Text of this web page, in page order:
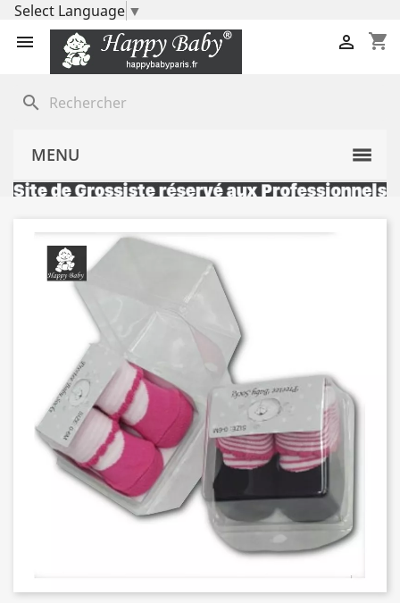
Select Language ▼
 shopping_cart

search
MENU